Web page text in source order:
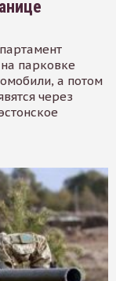
парковке
а потом
через